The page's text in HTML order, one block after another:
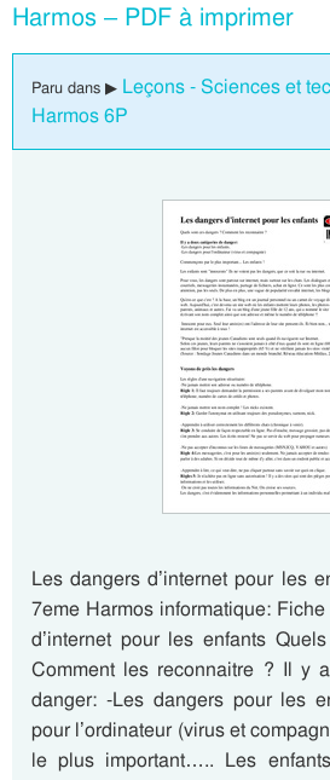
Harmos – PDF à imprimer
Paru dans ▶ Leçons - Sciences et
Harmos 6P
Les dangers d’internet pour les
7eme Harmos informatique:
d’internet pour les enfants
Comment les reconnaitre ? Il y
danger: -Les dangers pour les
pour l’ordinateur (virus et
le plus important….. Les